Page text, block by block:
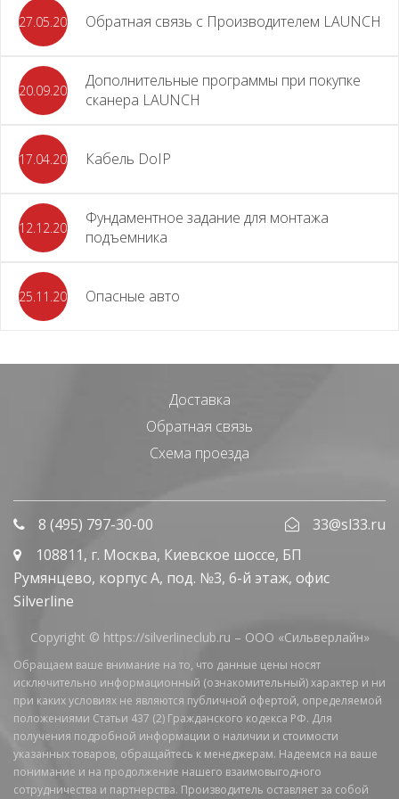
27.05.2026 Обратная связь с Производителем LAUNCH
20.09.2025
Дополнительные программы при покупке
сканера LAUNCH
17.04.2024 Кабель DoIP
12.12.2023
Фундаментное задание для монтажа
подъемника
25.11.2023 Опасные авто
Доставка
Обратная связь
Схема проезда
8 (495) 797-30-00
33@sl33.ru
108811, г. Москва, Киевское шоссе, БП
Румянцево, корпус А, под. №3, 6-й этаж, офис
Silverline
Copyright © https://silverlineclub.ru – ООО «Сильверлайн»
Обращаем ваше внимание на то, что данные цены носят
исключительно информационный (ознакомительный) характер и ни
при каких условиях не являются публичной офертой, определяемой
положениями Статьи 437 (2) Гражданского кодекса РФ. Для
получения подробной информации о наличии и стоимости
указанных товаров, обращайтесь к менеджерам. Надеемся на ваше
понимание и на продолжение нашего взаимовыгодного
сотрудничества и партнерства. Производитель оставляет за собой